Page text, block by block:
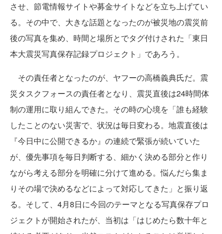
させ、節電情報サイトや募金サイトなどを立ち上げてい
る。その中で、大きな話題となったのが被災地の震災前
後の写真を集め、時間と場所とでタグ付けされた「東日
本大震災写真保存記録プロジェクト」であろう。
その責任者となったのが、ヤフーの高橋義典氏だ。震
災タスクフォースの責任者となり、震災直後は24時間体
制の運用に取り組んできた。その時の心境を「誰も経験
したことのない災害で、状況は毎日変わる。地震直後は
『今日中に公開できるか』の連続で緊張が続いていた
が、優先事項を毎日判断する、細かく決める部分と作り
ながら考える部分を明確に分けて進める。悩んだら集ま
りその場で決めるなどによって対応してきた」と振り返
る。そして、4月8日に今回のテーマとなる写真保存プロ
ジェクトが開始されたが、当初は「はじめたら数十年と